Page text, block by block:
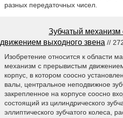
разных передаточных чисел.
Зубчатый
движением выходного звена //
Изобретение относится к области
механизм с прерывистым
корпус, в котором соосно
валы, центральное неподвижное
закрепленное на корпусе соосно
состоящий из цилиндрического
эллиптического зубчатого колеса,